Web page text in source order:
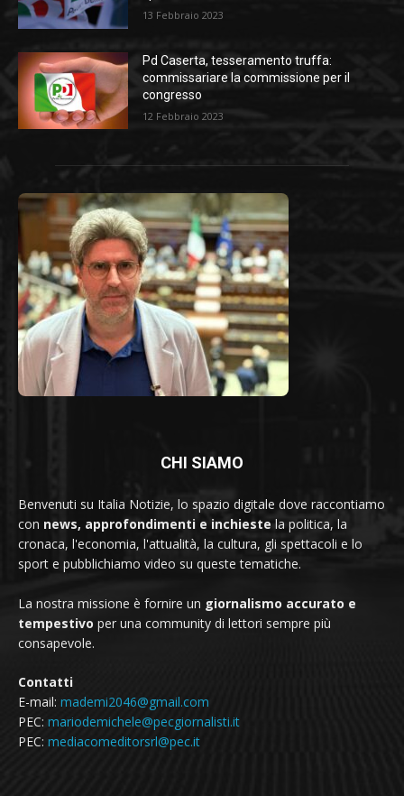
13 Febbraio 2023
Pd Caserta, tesseramento truffa:
commissariare la commissione per il
congresso
12 Febbraio 2023
CHI SIAMO
Benvenuti su Italia Notizie, lo spazio digitale dove raccontiamo
con news, approfondimenti e inchieste la politica, la
cronaca, l'economia, l'attualità, la cultura, gli spettacoli e lo
sport e pubblichiamo video su queste tematiche.
La nostra missione è fornire un giornalismo accurato e
tempestivo per una community di lettori sempre più
consapevole.
Contatti
E-mail: mademi2046@gmail.com
PEC: mariodemichele@pecgiornalisti.it
PEC: mediacomeditorsrl@pec.it